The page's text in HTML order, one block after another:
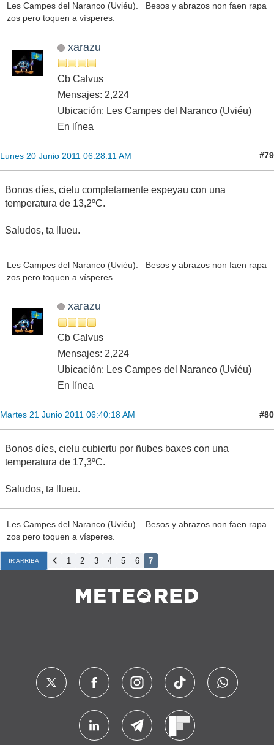
Les Campes del Naranco (Uviéu). Besos y abrazos non faen rapa
zos pero toquen a vísperes.
xarazu
Cb Calvus
Mensajes: 2,224
Ubicación: Les Campes del Naranco (Uviéu)
En línea
Lunes 20 Junio 2011 06:28:11 AM #79
Bonos díes, cielu completamente espeyau con una
temperatura de 13,2ºC.
Saludos, ta llueu.
Les Campes del Naranco (Uviéu). Besos y abrazos non faen rapa
zos pero toquen a vísperes.
xarazu
Cb Calvus
Mensajes: 2,224
Ubicación: Les Campes del Naranco (Uviéu)
En línea
Martes 21 Junio 2011 06:40:18 AM #80
Bonos díes, cielu cubiertu por ñubes baxes con una
temperatura de 17,3ºC.
Saludos, ta llueu.
Les Campes del Naranco (Uviéu). Besos y abrazos non faen rapa
zos pero toquen a vísperes.
IR ARRIBA 1 2 3 4 5 6 7